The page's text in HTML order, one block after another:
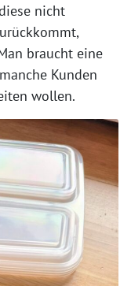
nicht
braucht eine
Kunden
wollen.